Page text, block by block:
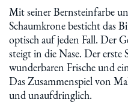
Mit seiner Bernsteinfarbe
Schaumkrone besticht das
optisch auf jeden Fall. Der
steigt in die Nase. Der
wunderbaren Frische und
Das Zusammenspiel von
und unaufdringlich.